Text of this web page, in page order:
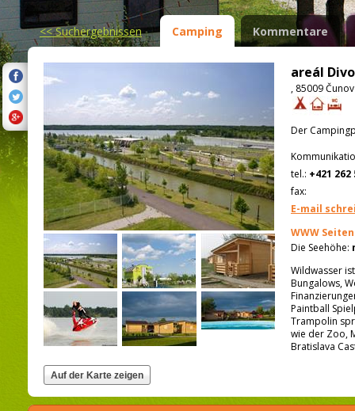
<<Suchergebnissen Camping Kommentare
areál
, 85009
Der
tel.: +421 262
fax:
E-mail
WWW Seiten
Die Seehöhe:
Wildwasser
Bungalows,
Paintball
Trampolin
wie der Zoo,
Bratislava